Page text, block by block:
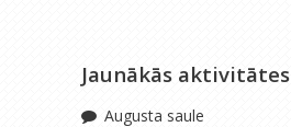
Jaunākās aktivitātes
Augusta saule